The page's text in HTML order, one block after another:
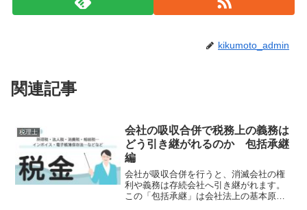
kikumoto_admin
関連記事
税理士
会社の吸収合併で税務上の義務は
どう引き継がれるのか 包括承継
編
会社が吸収合併を行うと、消滅会社の権
利や義務は存続会社へ引き継がれます。
この「包括承継」は会社法上の基本原則